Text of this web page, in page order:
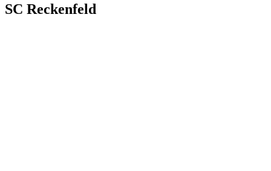
SC Reckenfeld